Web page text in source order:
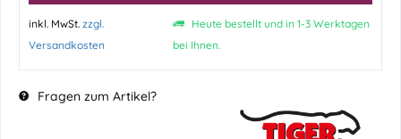
inkl. MwSt. zzgl.
Versandkosten
Heute bestellt und in 1-3 Werktagen
bei Ihnen.
Fragen zum Artikel?